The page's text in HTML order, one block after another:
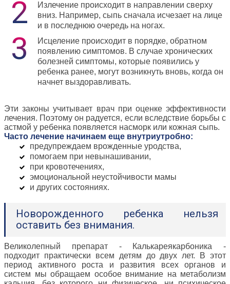
Излечение происходит в направлении сверху
вниз. Например, сыпь сначала исчезает на лице
и в последнюю очередь на ногах.
Исцеление происходит в порядке, обратном
появлению симптомов. В случае хронических
болезней симптомы, которые появились у
ребенка ранее, могут возникнуть вновь, когда он
начнет выздоравливать.
Эти законы учитывает врач при оценке эффективности
лечения. Поэтому он радуется, если вследствие борьбы с
астмой у ребенка появляется насморк или кожная сыпь.
Часто лечение начинаем еще внутриутробно:
предупреждаем врожденные уродства,
помогаем при невынашивании,
при кровотечениях,
эмоциональной неустойчивости мамы
и других состояниях.
Новорожденного ребенка нельзя
оставить без внимания.
Великолепный препарат - Калькареякарбоника -
подходит практически всем детям до двух лет. В этот
период активного роста и развития всех органов и
систем мы обращаем особое внимание на метаболизм